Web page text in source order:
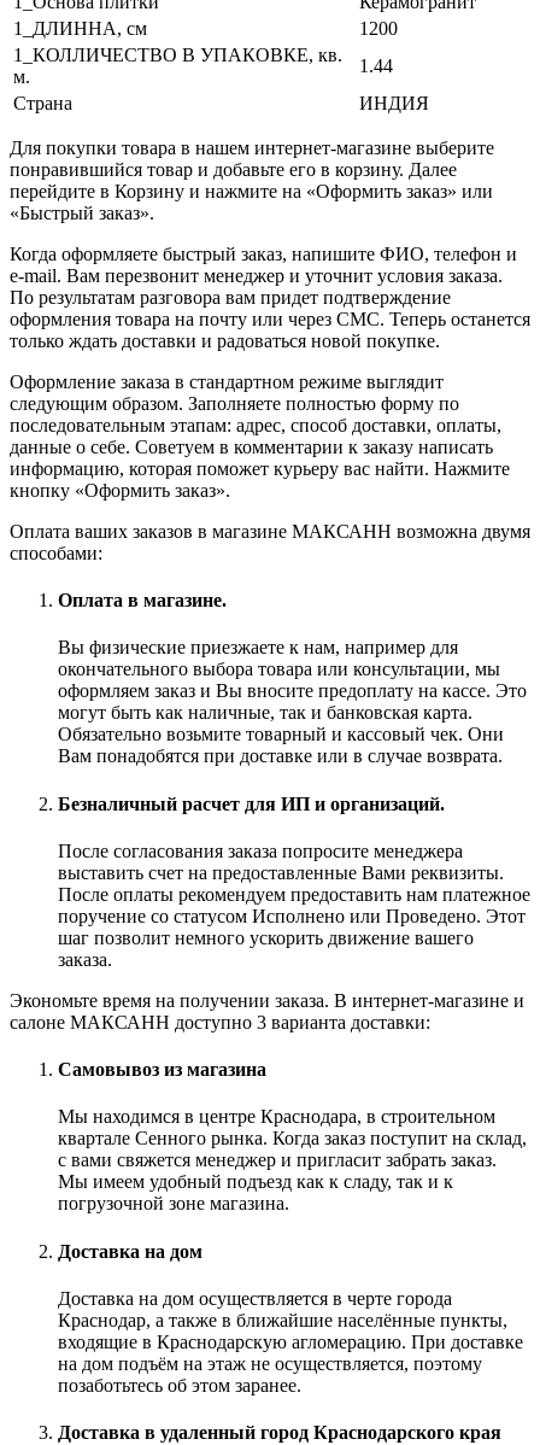
1_ДЛИННА, cм
1200
1_КОЛЛИЧЕСТВО В УПАКОВКЕ, кв.
м.
1.44
Страна
ИНДИЯ
Для покупки товара в нашем интернет-магазине выберите
понравившийся товар и добавьте его в корзину. Далее
перейдите в Корзину и нажмите на «Оформить заказ» или
«Быстрый заказ».
Когда оформляете быстрый заказ, напишите ФИО, телефон и
e-mail. Вам перезвонит менеджер и уточнит условия заказа.
По результатам разговора вам придет подтверждение
оформления товара на почту или через СМС. Теперь останется
только ждать доставки и радоваться новой покупке.
Оформление заказа в стандартном режиме выглядит
следующим образом. Заполняете полностью форму по
последовательным этапам: адрес, способ доставки, оплаты,
данные о себе. Советуем в комментарии к заказу написать
информацию, которая поможет курьеру вас найти. Нажмите
кнопку «Оформить заказ».
Оплата ваших заказов в магазине МАКСАНН возможна двумя
способами:
Оплата в магазине.
Вы физические приезжаете к нам, например для
окончательного выбора товара или консультации, мы
оформляем заказ и Вы вносите предоплату на кассе. Это
могут быть как наличные, так и банковская карта.
Обязательно возьмите товарный и кассовый чек. Они
Вам понадобятся при доставке или в случае возврата.
Безналичный расчет для ИП и организаций.
После согласования заказа попросите менеджера
выставить счет на предоставленные Вами реквизиты.
После оплаты рекомендуем предоставить нам платежное
поручение со статусом Исполнено или Проведено. Этот
шаг позволит немного ускорить движение вашего
заказа.
Экономьте время на получении заказа. В интернет-магазине и
салоне МАКСАНН доступно 3 варианта доставки:
Самовывоз из магазина
Мы находимся в центре Краснодара, в строительном
квартале Сенного рынка. Когда заказ поступит на склад,
с вами свяжется менеджер и пригласит забрать заказ.
Мы имеем удобный подъезд как к сладу, так и к
погрузочной зоне магазина.
Доставка на дом
Доставка на дом осуществляется в черте города
Краснодар, а также в ближайшие населённые пункты,
входящие в Краснодарскую агломерацию. При доставке
на дом подъём на этаж не осуществляется, поэтому
позаботьтесь об этом заранее.
Доставка в удаленный город Краснодарского края